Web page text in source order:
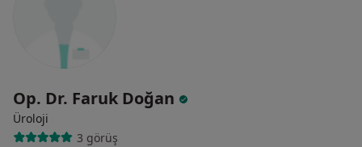
Op. Dr. Faruk Doğan
Üroloji
3 görüş